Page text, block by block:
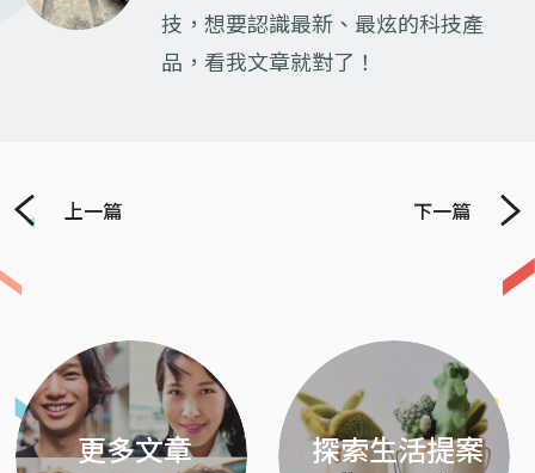
技，想要認識最新、最炫的科技產
品，看我文章就對了！
上一篇 下一篇
更多文章 探索生活提案
Next